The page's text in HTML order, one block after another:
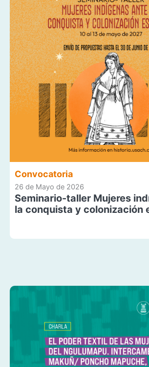
Convocatoria
26 de Mayo de 2026
Seminario-taller Mujeres
la conquista y colonización